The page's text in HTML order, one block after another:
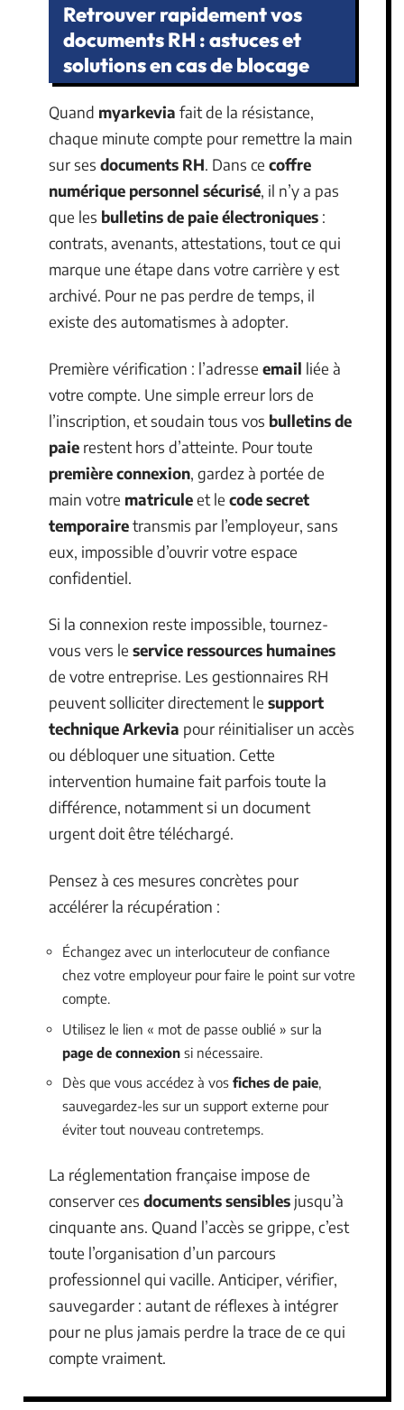
Retrouver rapidement vos
documents RH : astuces et
solutions en cas de blocage
Quand myarkevia fait de la résistance,
chaque minute compte pour remettre la main
sur ses documents RH. Dans ce coffre
numérique personnel sécurisé, il n’y a pas
que les bulletins de paie électroniques :
contrats, avenants, attestations, tout ce qui
marque une étape dans votre carrière y est
archivé. Pour ne pas perdre de temps, il
existe des automatismes à adopter.
Première vérification : l’adresse email liée à
votre compte. Une simple erreur lors de
l’inscription, et soudain tous vos bulletins de
paie restent hors d’atteinte. Pour toute
première connexion, gardez à portée de
main votre matriculeet le code secret
temporairetransmis par l’employeur, sans
eux, impossible d’ouvrir votre espace
confidentiel.
Si la connexion reste impossible, tournez-
vous vers le service ressources humaines
de votre entreprise. Les gestionnaires RH
peuvent solliciter directement le support
technique Arkevia pour réinitialiser un accès
ou débloquer une situation. Cette
intervention humaine fait parfois toute la
différence, notamment si un document
urgent doit être téléchargé.
Pensez à ces mesures concrètes pour
accélérer la récupération :
Échangez avec un interlocuteur de confiance
chez votre employeur pour faire le point sur votre
compte.
Utilisez le lien « mot de passe oublié » sur la
page de connexion si nécessaire.
Dès que vous accédez à vos fiches de paie,
sauvegardez-les sur un support externe pour
éviter tout nouveau contretemps.
La réglementation française impose de
conserver ces documents sensibles jusqu’à
cinquante ans. Quand l’accès se grippe, c’est
toute l’organisation d’un parcours
professionnel qui vacille. Anticiper, vérifier,
sauvegarder : autant de réflexes à intégrer
pour ne plus jamais perdre la trace de ce qui
compte vraiment.